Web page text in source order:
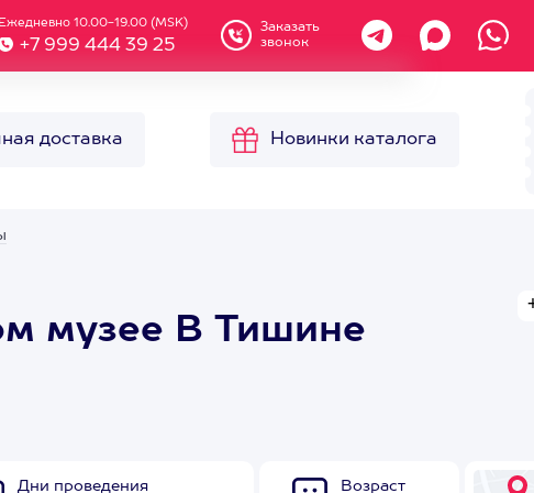
Ежедневно 10.00-19.00 (MSK)
+7 999 444 39 25
Заказать
звонок
доставка Новинки каталога
музее В Тишине
Дни проведения Возраст